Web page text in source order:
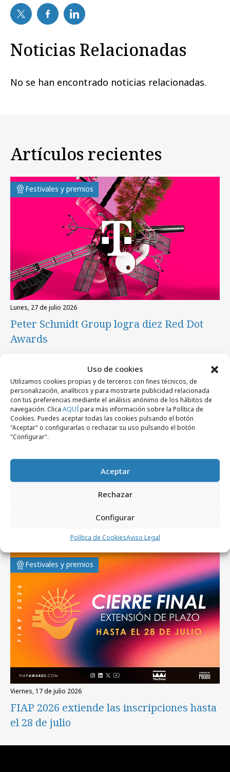
Uso de cookies
Utilizamos cookies propias y de terceros con fines técnicos, de
personalización, analíticos y para mostrarte publicidad relacionada
con tus preferencias mediante el análisis anónimo de los hábitos de
navegación. Clica AQUÍpara más información sobre la Política de
Cookies. Puedes aceptar todas las cookies pulsando el botón
"Aceptar" o configurarlas o rechazar su uso pulsando el botón
"Configurar".
Aceptar
Rechazar
Configurar
Política de CookiesAviso Legal
Noticias Relacionadas
No se han encontrado noticias relacionadas.
Artículos recientes
Festivales y premios
lunes, 27 de julio 2026
Peter Schmidt Group logra diez Red Dot
Awards
Festivales y premios
Últimos días de la 1ª fase de inscripción en
los Ad Social Media Awards
Festivales y premios
viernes, 17 de julio 2026
FIAP 2026 extiende las inscripciones hasta
el 28 de julio